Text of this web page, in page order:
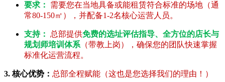
要求：
需要您在当地具备或能租赁符合标准的场地（通
常80-150㎡），并配备1-2名核心运营人员。
支持： 总部提供免费的选址评估指导、全方位的店长与
规划师培训体系 （带教上岗），确保您的团队快速掌握
标准化运营流程。
3. 核心优势： 总部全程赋能（这也是您选择我们的理由！）